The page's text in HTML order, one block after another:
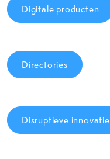
Digitale producten
Directories
Disruptieve innovatie